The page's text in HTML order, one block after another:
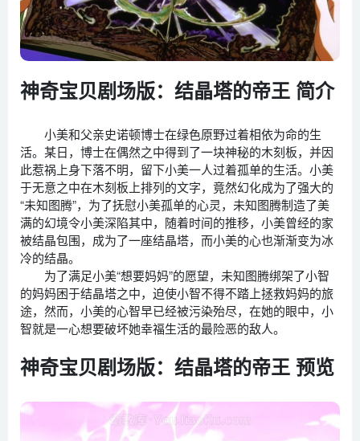
神奇宝贝剧场版：结晶塔的帝王 简介
小美和父亲史诺顿博士在绿色原野过着相依为命的生
活。某日，博士在偶然之中得到了一块神秘的木刻板，并因
此惹祸上身下落不明，留下小美一人过着孤单的生活。小美
于无意之中在木刻板上排列的文字，竟然幻化成为了强大的
“未知图腾”，为了抚慰小美孤单的心灵，未知图腾制造了美
满的幻境令小美深陷其中，随着时间的推移，小美曾经的家
被结晶包围，成为了一座结晶塔，而小美的心也渐渐变为冰
冷的结晶。
为了满足小美“想要妈妈”的愿望，未知图腾绑架了小智
的妈妈困于结晶塔之中，迫使小智不得不踏上拯救妈妈的旅
途，然而，小美的心智早已经被污染殆尽，在她的眼中，小
智就是一心想要破坏她幸福生活的最险恶的敌人。
神奇宝贝剧场版：结晶塔的帝王 预览